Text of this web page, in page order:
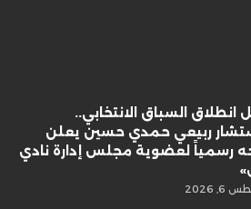
انطلاق السباق الانتخابي..
ربيعي حمدي حسين يعلن
رسمياً لعضوية مجلس إدارة نادي
2026